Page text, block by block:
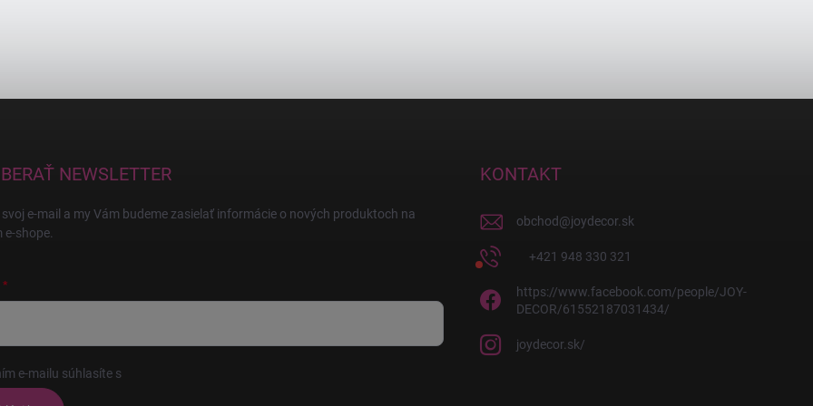
NEWSLETTER
e-mail a my Vám budeme zasielať informácie o nových produktoch na
e-shope.
e-mailu súhlasíte s
KONTAKT
obchod@joydecor.sk
+421 948 330 321
https://www.facebook.com/people/JOY-
DECOR/61552187031434/
joydecor.sk/